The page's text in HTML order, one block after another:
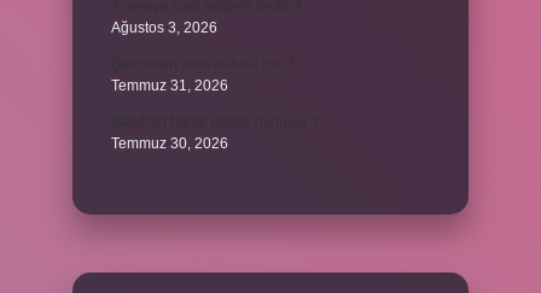
Ağustos 3, 2026
Temmuz 31, 2026
Temmuz 30, 2026